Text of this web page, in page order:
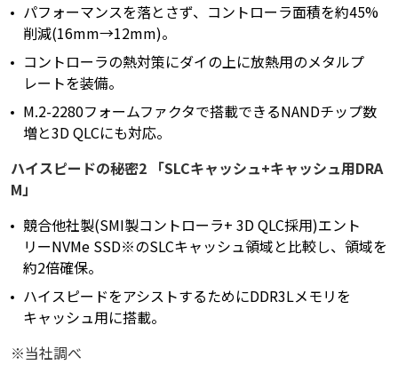
パフォーマンスを落とさず、コントローラ面積を約45%
削減(16mm→12mm)。
コントローラの熱対策にダイの上に放熱用のメタルプ
レートを装備。
M.2-2280フォームファクタで搭載できるNANDチップ数
増と3D QLCにも対応。
ハイスピードの秘密2 「SLCキャッシュ+キャッシュ用DRA
M」
競合他社製(SMI製コントローラ+ 3D QLC採用)エント
リーNVMe SSD※のSLCキャッシュ領域と比較し、領域を
約2倍確保。
ハイスピードをアシストするためにDDR3Lメモリを
キャッシュ用に搭載。
※当社調べ